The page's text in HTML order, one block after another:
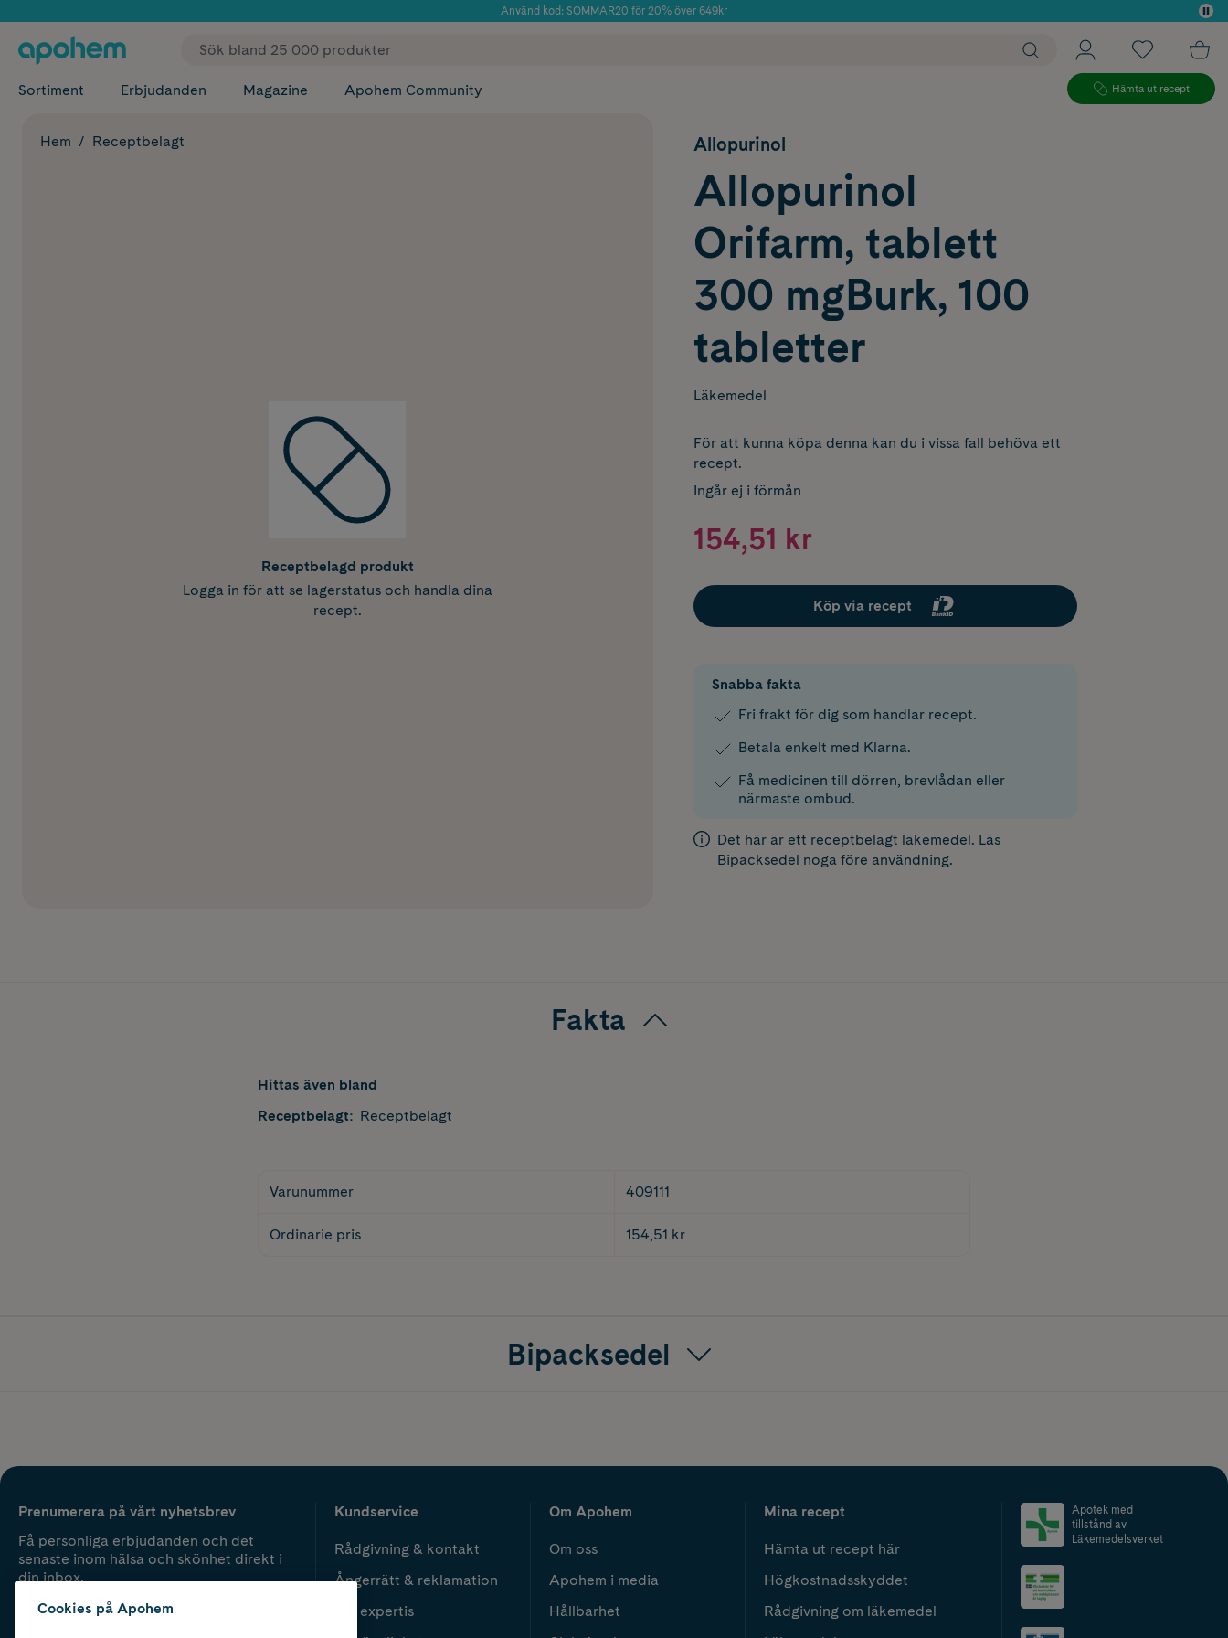
Använd kod: SOMMAR20 för 20% över 649kr
✓ Fri frakt
Sortiment Erbjudanden Magazine Apohem Community Hämta ut recept
Hem Receptbelagt
Receptbelagd produkt
Logga in för att se lagerstatus och handla dina
recept.
Allopurinol
Allopurinol
Orifarm, tablett
300 mgBurk, 100
tabletter
Läkemedel
För att kunna köpa denna kan du i vissa fall behöva ett
recept.
Ingår ej i förmån
154,51 kr
Köp via recept
Snabba fakta
Fri frakt för dig som handlar recept.
Betala enkelt med Klarna.
Få medicinen till dörren, brevlådan eller
närmaste ombud.
Det här är ett receptbelagt läkemedel. Läs
Bipacksedel noga före användning.
Fakta
Hittas även bland
Receptbelagt: Receptbelagt
Varunummer 409111
Ordinarie pris 154,51 kr
Bipacksedel
Prenumerera på vårt nyhetsbrev
Få personliga erbjudanden och det
senaste inom hälsa och skönhet direkt i
din inbox.
Kundservice
Rådgivning & kontakt
Ångerrätt & reklamation
Vår expertis
Om Apohem
Om oss
Apohem i media
Hållbarhet
Mina recept
Hämta ut recept här
Högkostnadsskyddet
Rådgivning om läkemedel
Apotek med
tillstånd av
Läkemedelsverket
Cookies på Apohem